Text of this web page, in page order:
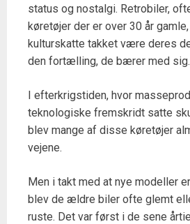
status og nostalgi. Retrobiler,
køretøjer der er over 30 år
kulturskatte takket være deres
den fortælling, de bærer med sig.
I efterkrigstiden, hvor
teknologiske fremskridt satte
blev mange af disse køretøjer
vejene.
Men i takt med at nye modeller
blev de ældre biler ofte glemt
ruste. Det var først i de sene